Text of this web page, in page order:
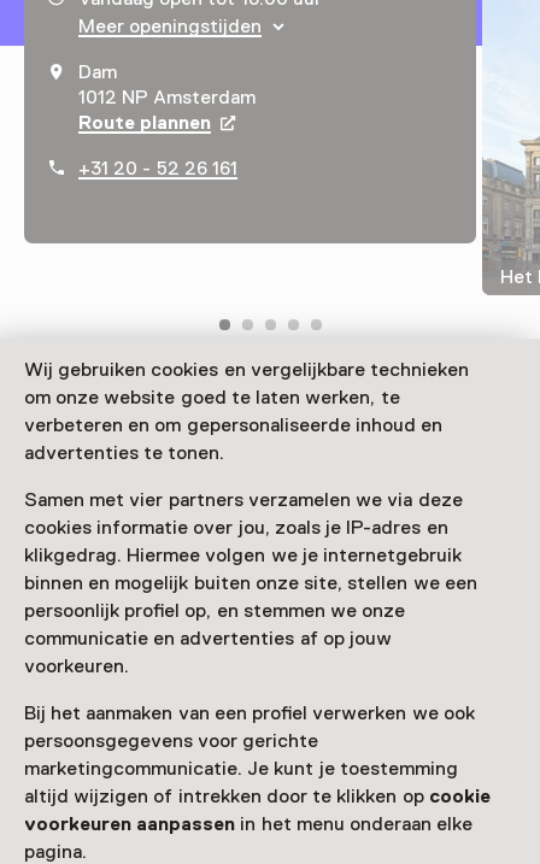
Wij gebruiken cookies en vergelijkbare technieken
om onze website goed te laten werken, te
verbeteren en om gepersonaliseerde inhoud en
advertenties te tonen.
Samen met vier partners verzamelen we via deze
cookies informatie over jou, zoals je IP-adres en
klikgedrag. Hiermee volgen we je internetgebruik
binnen en mogelijk buiten onze site, stellen we een
persoonlijk profiel op, en stemmen we onze
communicatie en advertenties af op jouw
voorkeuren.
Bij het aanmaken van een profiel verwerken we ook
persoonsgegevens voor gerichte
marketingcommunicatie. Je kunt je toestemming
altijd wijzigen of intrekken door te klikken op cookie
voorkeuren aanpassen in het menu onderaan elke
pagina.
Meer openingstijden
Dam
1012 NP Amsterdam
Route plannen Opent in een nieuw tabblad
+31 20 - 52 26 161
Het
Mitten in der Hauptstadt der Niederlande befindet sich
der Königliche Palast von Amsterdam, der offizielle
Empfangspalast von König Willem-Alexander. In den
Fußstapfen königlicher Gäste treten.
Verder lezen
Toegang
Nog geen Museumkaart?
Museumkaart of ticket kopen